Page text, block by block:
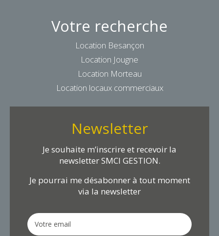
Votre recherche
Location Besançon
Location Jougne
Location Morteau
Location locaux commerciaux
Newsletter
Je souhaite m’inscrire et recevoir la
newsletter SMCI GESTION.
Je pourrai me désabonner à tout moment
via la newsletter